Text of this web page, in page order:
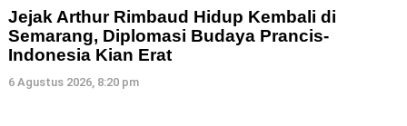
Jejak Arthur Rimbaud Hidup Kembali di
Semarang, Diplomasi Budaya Prancis-
Indonesia Kian Erat
6 Agustus 2026, 8:20 pm